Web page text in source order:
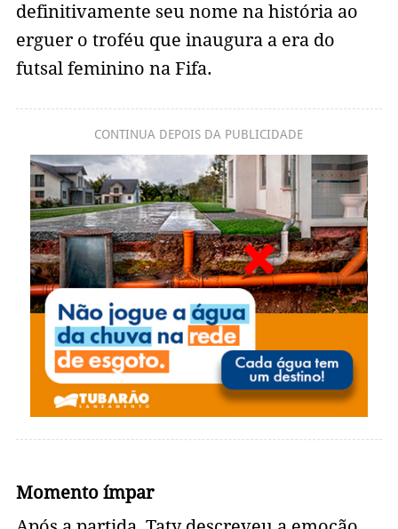
definitivamente seu nome na história ao
erguer o troféu que inaugura a era do
futsal feminino na Fifa.
CONTINUA DEPOIS DA PUBLICIDADE
Momento ímpar